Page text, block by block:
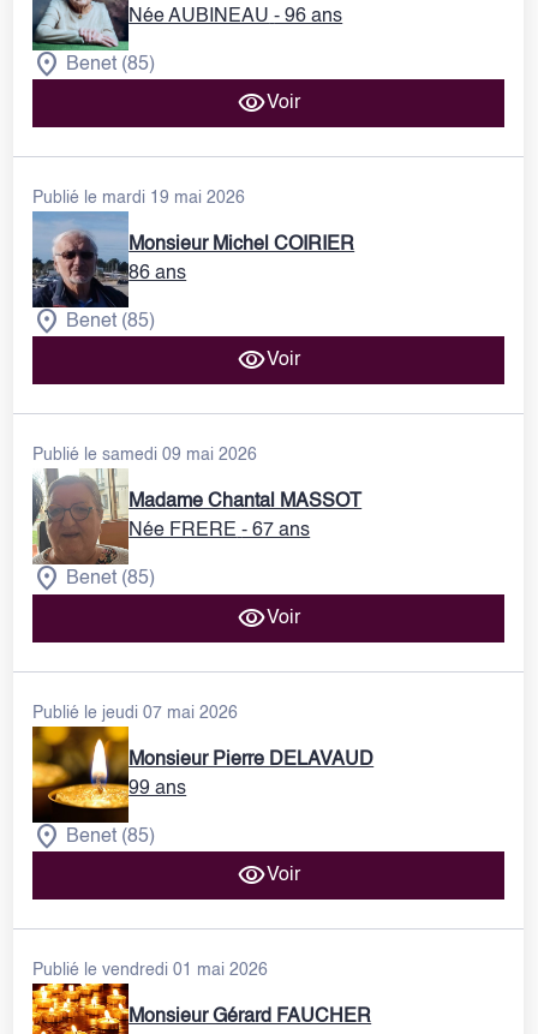
Née AUBINEAU - 96 ans
Benet (85)
Voir
Publié le mardi 19 mai 2026
Monsieur Michel COIRIER
86 ans
Benet (85)
Voir
Publié le samedi 09 mai 2026
Madame Chantal MASSOT
Née FRERE - 67 ans
Benet (85)
Voir
Publié le jeudi 07 mai 2026
Monsieur Pierre DELAVAUD
99 ans
Benet (85)
Voir
Publié le vendredi 01 mai 2026
Monsieur Gérard FAUCHER